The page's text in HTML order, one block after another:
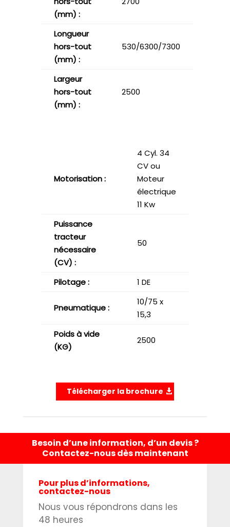
(mm) :
Longueur
hors-tout
(mm) :
530/6300/7300
Largeur
hors-tout
(mm) :
2500
Motorisation :
4 Cyl. 34
CV ou
Moteur
électrique
11 Kw
Puissance
tracteur
nécessaire
(CV) :
50
Pilotage : 1 DE
Pneumatique :
10/75 x
15,3
Poids à vide
(KG)
2500
Télécharger la brochure
Besoin d’une information, d’un devis ?
Contactez-nous dès maintenant
Pour plus d’informations,
contactez-nous
Nous vous répondrons dans les
48 heures